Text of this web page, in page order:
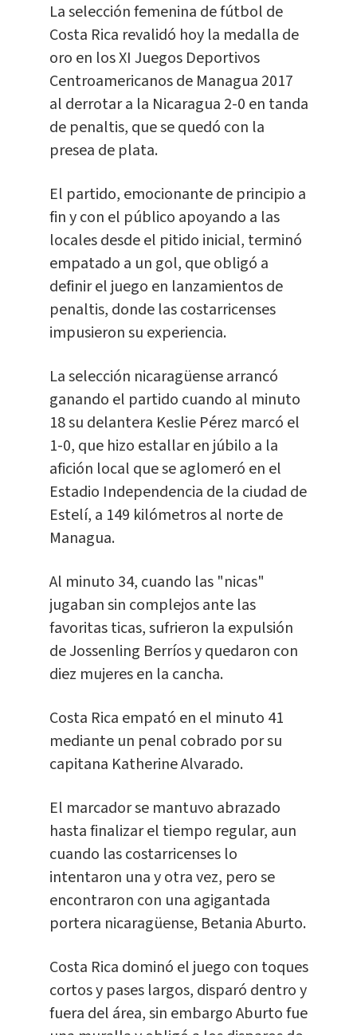
La selección femenina de fútbol de
Costa Rica revalidó hoy la medalla de
oro en los XI Juegos Deportivos
Centroamericanos de Managua 2017
al derrotar a la Nicaragua 2-0 en tanda
de penaltis, que se quedó con la
presea de plata.
El partido, emocionante de principio a
fin y con el público apoyando a las
locales desde el pitido inicial, terminó
empatado a un gol, que obligó a
definir el juego en lanzamientos de
penaltis, donde las costarricenses
impusieron su experiencia.
La selección nicaragüense arrancó
ganando el partido cuando al minuto
18 su delantera Keslie Pérez marcó el
1-0, que hizo estallar en júbilo a la
afición local que se aglomeró en el
Estadio Independencia de la ciudad de
Estelí, a 149 kilómetros al norte de
Managua.
Al minuto 34, cuando las "nicas"
jugaban sin complejos ante las
favoritas ticas, sufrieron la expulsión
de Jossenling Berríos y quedaron con
diez mujeres en la cancha.
Costa Rica empató en el minuto 41
mediante un penal cobrado por su
capitana Katherine Alvarado.
El marcador se mantuvo abrazado
hasta finalizar el tiempo regular, aun
cuando las costarricenses lo
intentaron una y otra vez, pero se
encontraron con una agigantada
portera nicaragüense, Betania Aburto.
Costa Rica dominó el juego con toques
cortos y pases largos, disparó dentro y
fuera del área, sin embargo Aburto fue